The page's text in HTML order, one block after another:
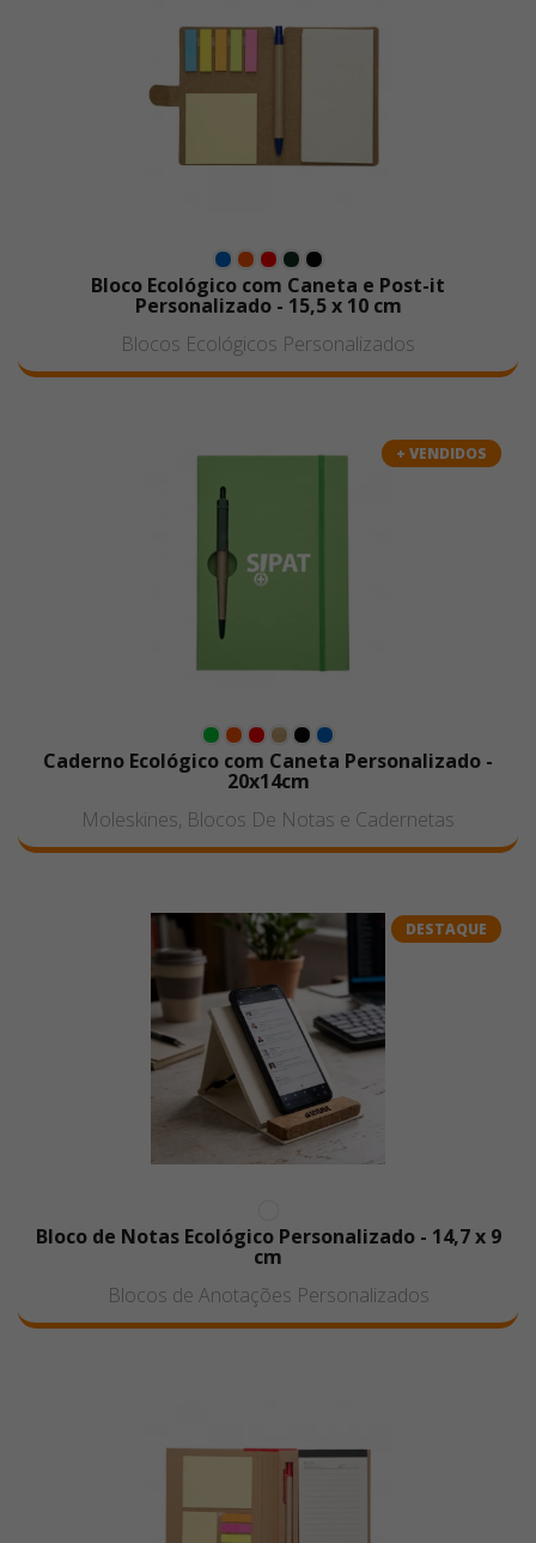
Bloco Ecológico com Caneta e Post-it
Personalizado - 15,5 x 10 cm
Blocos Ecológicos Personalizados
+ VENDIDOS
Caderno Ecológico com Caneta Personalizado -
20x14cm
Moleskines, Blocos De Notas e Cadernetas
DESTAQUE
Bloco de Notas Ecológico Personalizado - 14,7 x 9
cm
Blocos de Anotações Personalizados